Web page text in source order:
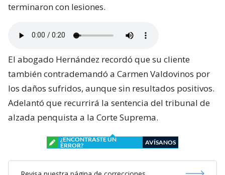
terminaron con lesiones.
El abogado Hernández recordó que su cliente
también contrademandó a Carmen Valdovinos por
los daños sufridos, aunque sin resultados positivos.
Adelantó que recurrirá la sentencia del tribunal de
alzada penquista a la Corte Suprema.
¿ENCONTRASTE UN
ERROR?
AVÍSANOS